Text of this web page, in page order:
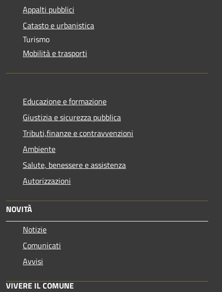
Appalti pubblici
Catasto e urbanistica
Turismo
Mobilità e trasporti
Educazione e formazione
Giustizia e sicurezza pubblica
Tributi,finanze e contravvenzioni
Ambiente
Salute, benessere e assistenza
Autorizzazioni
NOVITÀ
Notizie
Comunicati
Avvisi
VIVERE IL COMUNE